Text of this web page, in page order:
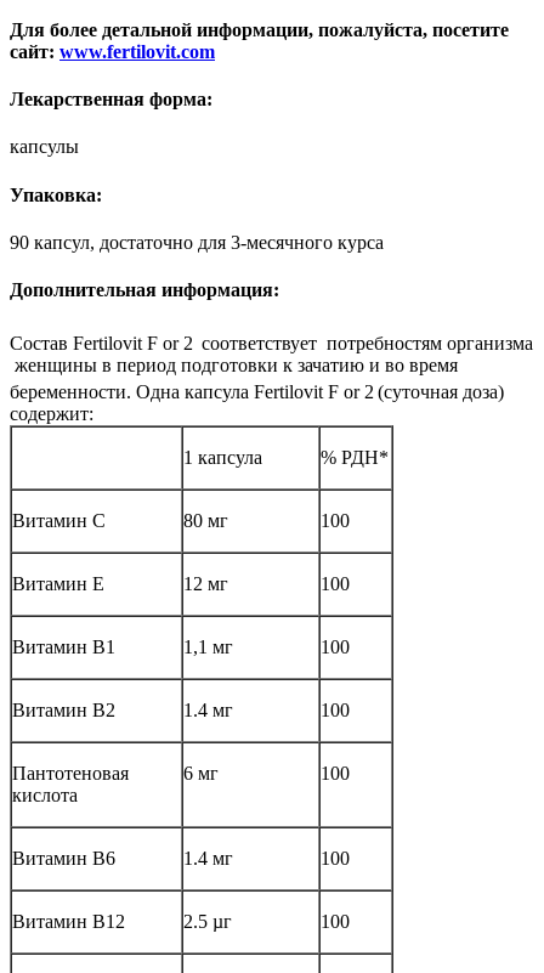
Для более детальной информации, пожалуйста, посетите
сайт: www.fertilovit.com
Лекарственная форма:
капсулы
Упаковка:
90 капсул, достаточно для 3-месячного курса
Дополнительная информация:
Состав Fertilovit F or 2 соответствует потребностям организма
женщины в период подготовки к зачатию и во время
беременности. Одна капсула Fertilovit F or 2 (суточная доза)
содержит:
1 капсула % РДН*
Витамин C 80 мг 100
Витамин E 12 мг 100
Витамин B1 1,1 мг 100
Витамин B2 1.4 мг 100
Пантотеновая
кислота
6 мг 100
Витамин B6 1.4 мг 100
Витамин B12 2.5 µг 100